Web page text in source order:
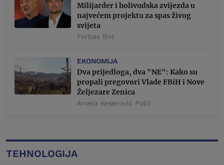
Milijarder i holivudska zvijezda u
najvećem projektu za spas živog
svijeta
Forbes BiH
EKONOMIJA
Dva prijedloga, dva "NE": Kako su
propali pregovori Vlade FBiH i Nove
Željezare Zenica
Amela Keserović Polić
TEHNOLOGIJA